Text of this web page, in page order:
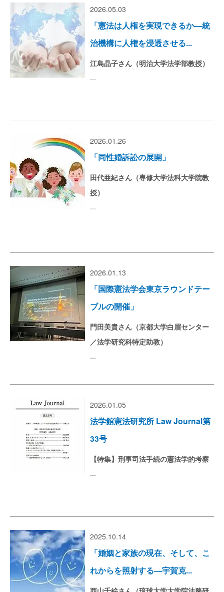
2026.05.03
「憲法は人権を実現できるか―統
治機構に人権を浸透させる...
江島晶子さん（明治大学法学部教授）
...
2026.01.26
「同性婚訴訟の展開」
田代亜紀さん（専修大学法科大学院教
授）
...
2026.01.13
「国際憲法学会東京ラウンドテー
ブルの開催」
門田美貴さん（京都大学白眉センター
／法学研究科特定助教）
...
2026.01.05
法学館憲法研究所 Law Journal第
33号
【特集】刑事司法手続の憲法学的考察
...
2025.10.14
「婚姻と家族の現在、そして、こ
れからを照射する―宇賀克...